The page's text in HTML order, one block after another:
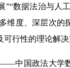
数据法治与人
维度、深层次的
行性的理论解决
国政法大学